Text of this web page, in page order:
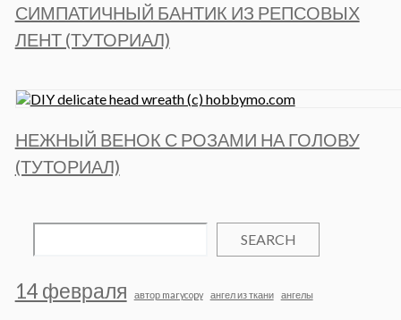
СИМПАТИЧНЫЙ БАНТИК ИЗ РЕПСОВЫХ
ЛЕНТ (ТУТОРИАЛ)
НЕЖНЫЙ ВЕНОК С РОЗАМИ НА ГОЛОВУ
(ТУТОРИАЛ)
SEARCH
14 февраля автор marycopy ангел из ткани ангелы